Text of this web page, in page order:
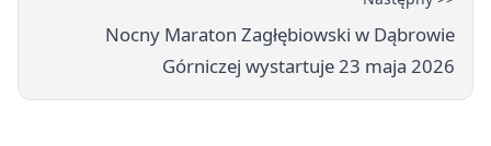
Nocny Maraton Zagłębiowski w Dąbrowie
Górniczej wystartuje 23 maja 2026